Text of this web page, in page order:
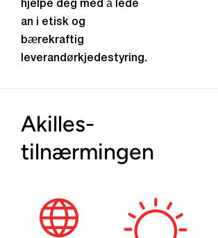
hjelpe deg med å lede
an i etisk og
bærekraftig
leverandørkjedestyring.
Akilles-
tilnærmingen